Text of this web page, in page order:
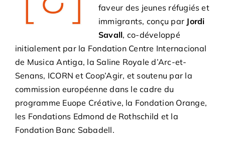
faveur des jeunes réfugiés et
immigrants, conçu par Jordi
Savall, co-développé
initialement par la Fondation Centre Internacional
de Musica Antiga, la Saline Royale d’Arc-et-
Senans, ICORN et Coop’Agir, et soutenu par la
commission européenne dans le cadre du
programme Euope Créative, la Fondation Orange,
les Fondations Edmond de Rothschild et la
Fondation Banc Sabadell.